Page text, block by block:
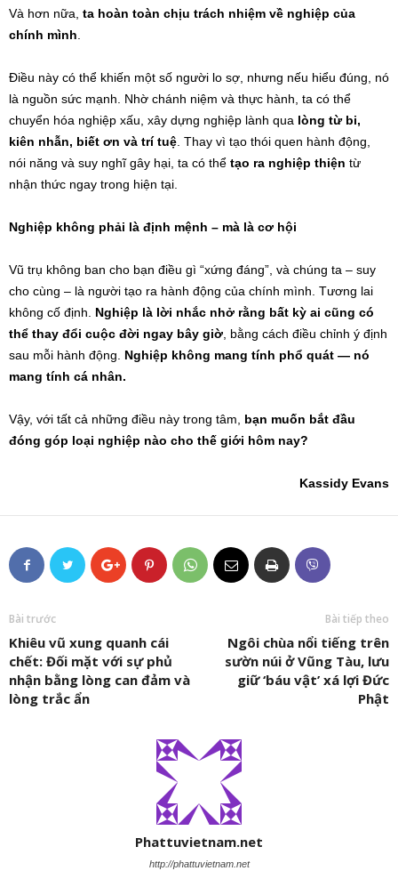
Và hơn nữa, ta hoàn toàn chịu trách nhiệm về nghiệp của
chính mình
Điều này có thể khiến một số người lo sợ, nhưng nếu hiểu đúng, nó
là nguồn sức mạnh. Nhờ chánh niệm và thực hành, ta có thể
chuyển hóa nghiệp xấu, xây dựng nghiệp lành qua lòng từ bi,
kiên nhẫn, biết ơn và trí tuệ . Thay vì tạo thói quen hành động,
nói năng và suy nghĩ gây hại, ta có thể tạo ra nghiệp thiện từ
nhận thức ngay trong hiện tại.
Nghiệp không phải là định mệnh – mà là cơ hội
Vũ trụ không ban cho bạn điều gì “xứng đáng”, và chúng ta – suy
cho cùng – là người tạo ra hành động của chính mình. Tương lai
không cố định. Nghiệp là lời nhắc nhở rằng bất kỳ ai cũng có
thể thay đổi cuộc đời ngay bây giờ , bằng cách điều chỉnh ý định
sau mỗi hành động. Nghiệp không mang tính phổ quát — nó
mang tính cá nhân.
Vậy, với tất cả những điều này trong tâm, bạn muốn bắt đầu
đóng góp loại nghiệp nào cho thế giới hôm nay?
Kassidy Evans
Bài trước
Khiêu vũ xung quanh cái
chết: Đối mặt với sự phủ
nhận bằng lòng can đảm và
lòng trắc ẩn
Bài tiếp theo
Ngôi chùa nổi tiếng trên
sườn núi ở Vũng Tàu, lưu
giữ ‘báu vật’ xá lợi Đức
Phật
Phattuvietnam.net
http://phattuvietnam.net